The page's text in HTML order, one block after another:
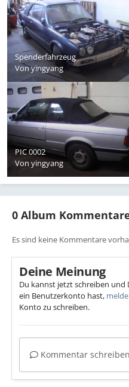
Spenderfahrzeug
Vonyingyang
PIC 0002
Von yingyang
0 Album
Es sind keine Kommentare
Deine Meinung
Du kannst jetzt schreiben und
ein Benutzerkonto hast,
Konto zu schreiben.
Kommentar